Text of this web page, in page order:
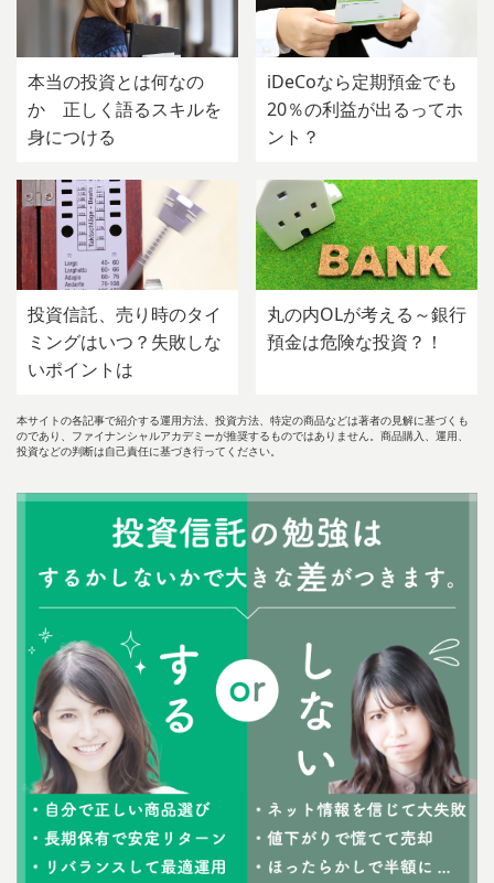
本当の投資とは何なの
か 正しく語るスキルを
身につける
iDeCoなら定期預金でも
20％の利益が出るってホ
ント？
投資信託、売り時のタイ
ミングはいつ？失敗しな
いポイントは
丸の内OLが考える～銀行
預金は危険な投資？！
本サイトの各記事で紹介する運用方法、投資方法、特定の商品などは著者の見解に基づくも
のであり、ファイナンシャルアカデミーが推奨するものではありません。商品購入、運用、
投資などの判断は自己責任に基づき行ってください。